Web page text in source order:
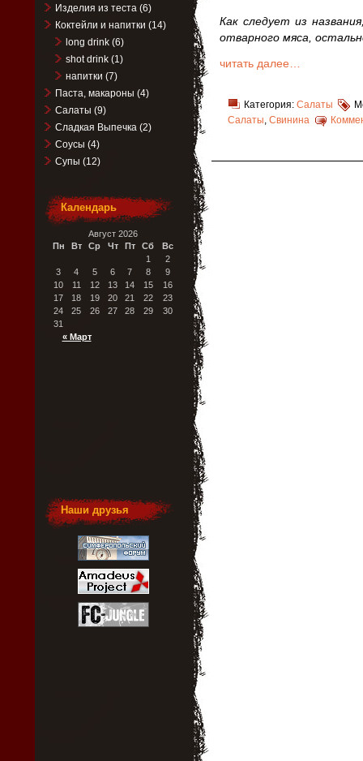
Как следует из
отварного мяса,
читать далее…
Категория: Салаты
Салаты, Свинина
Изделия из теста(6)
Коктейли и напитки (14)
long drink(6)
shot drink(1)
напитки (7)
Паста, макароны (4)
Салаты (9)
Сладкая Выпечка(2)
Соусы (4)
Супы (12)
Календарь
Август 2026
Пн
Вт Ср Чт Пт Сб Вс
« Март
1
2
3
4 5 6 7 8
9
10
11 12 13 14 15
16
17
18 19 20 21 22
23
24
25 26 27 28 29
30
31
Наши друзья